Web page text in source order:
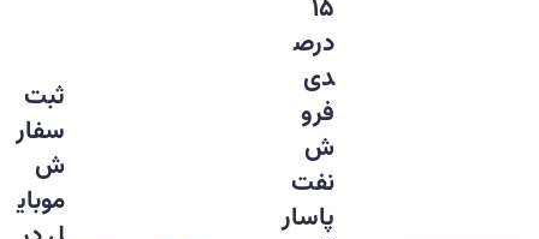
۱۵
درص
دی
فرو
ش
نفت
پاسار
ثبت
سفار
ش
موبای